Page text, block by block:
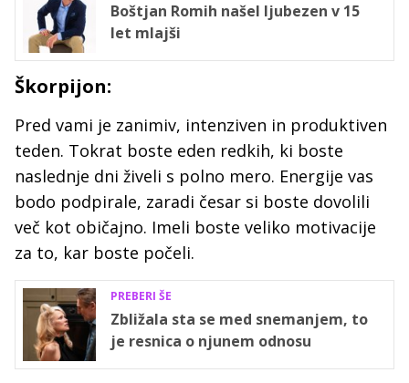
Boštjan Romih našel ljubezen v 15
let mlajši
Škorpijon:
Pred vami je zanimiv, intenziven in produktiven
teden. Tokrat boste eden redkih, ki boste
naslednje dni živeli s polno mero. Energije vas
bodo podpirale, zaradi česar si boste dovolili
več kot običajno. Imeli boste veliko motivacije
za to, kar boste počeli.
PREBERI ŠE
Zbližala sta se med snemanjem, to
je resnica o njunem odnosu